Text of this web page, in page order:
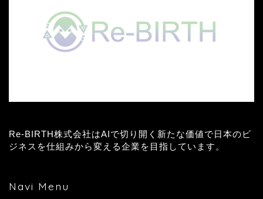
Re-BIRTH株式会社はAIで切り開く新たな価値で日本のビ
ジネスを仕組みから変える企業を目指しています。
Navi Menu